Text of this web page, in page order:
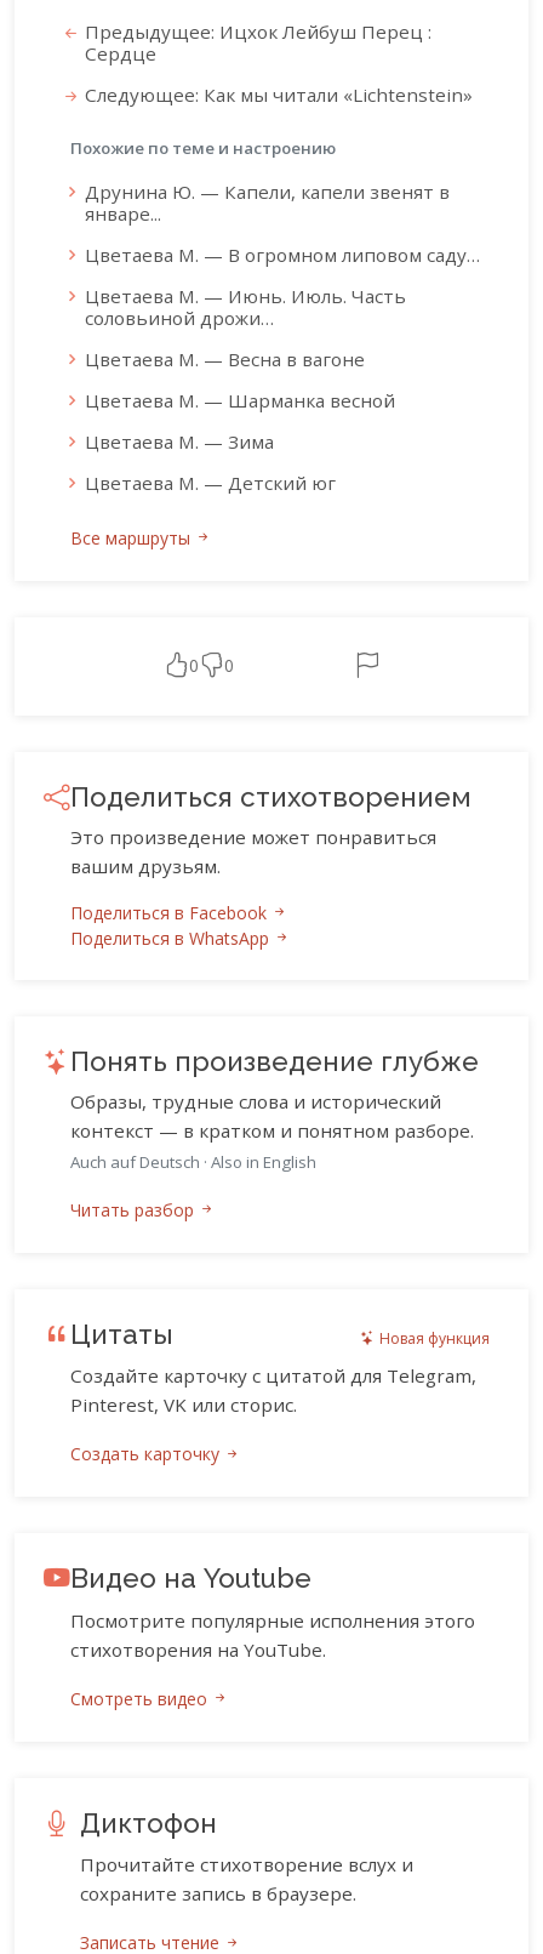
Предыдущее: Ицхок Лейбуш Перец :
Сердце
Следующее: Как мы читали «Lichtenstein»
Похожие по теме и настроению
Друнина Ю. — Капели, капели звенят в
январе...
Цветаева М. — В огромном липовом саду…
Цветаева М. — Июнь. Июль. Часть
соловьиной дрожи…
Цветаева М. — Весна в вагоне
Цветаева М. — Шарманка весной
Цветаева М. — Зима
Цветаева М. — Детский юг
Все маршруты
0 0
Поделиться стихотворением
Это произведение может понравиться
вашим друзьям.
Поделиться в Facebook
Поделиться в WhatsApp
Понять произведение глубже
Образы, трудные слова и исторический
контекст — в кратком и понятном разборе.
Auch auf Deutsch · Also in English
Читать разбор
Цитаты Новая функция
Создайте карточку с цитатой для Telegram,
Pinterest, VK или сторис.
Создать карточку
Видео на Youtube
Посмотрите популярные исполнения этого
стихотворения на YouTube.
Смотреть видео
Диктофон
Прочитайте стихотворение вслух и
сохраните запись в браузере.
Записать чтение